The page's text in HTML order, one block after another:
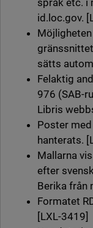
språk etc. i
id.loc.gov.
sätts
Felaktig
976 (SAB-
Libris
Poster
hanterats.
Mallarna
efter
Berika från
Formatet
[LXL-3419]